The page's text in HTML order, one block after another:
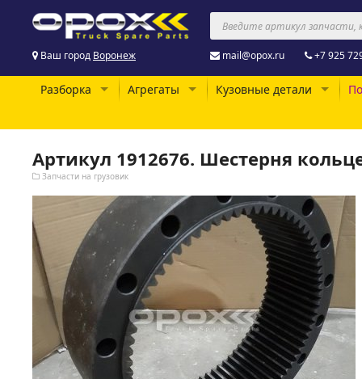
Ваш город Воронеж mail@opox.ru +7 925
Разборка Агрегаты Кузовные детали
Артикул 1912676. Шестерня
Запчасти на грузовик